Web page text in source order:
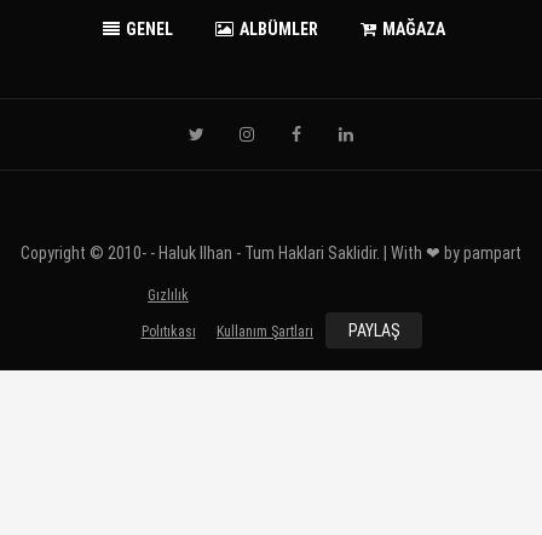
GENEL ALBÜMLER MAĞAZA
Copyright © 2010- - Haluk Ilhan - Tum Haklari Saklidir. | With ❤ bypampart
Gızlılık
Polıtıkası Kullanım Şartları PAYLAŞ